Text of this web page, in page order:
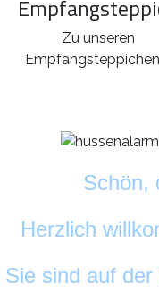
Zu unseren
Schön,
Herzlich
Sie sind auf